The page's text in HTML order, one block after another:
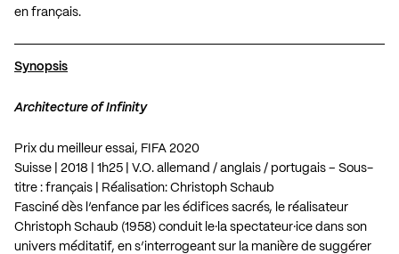
en français.
Synopsis
Architecture of Infinity
Prix du meilleur essai, FIFA 2020
Suisse | 2018 | 1h25 | V.O. allemand / anglais / portugais – Sous-
titre : français | Réalisation: Christoph Schaub
Fasciné dès l’enfance par les édifices sacrés, le réalisateur
Christoph Schaub (1958) conduit le·la spectateur·ice dans son
univers méditatif, en s’interrogeant sur la manière de suggérer